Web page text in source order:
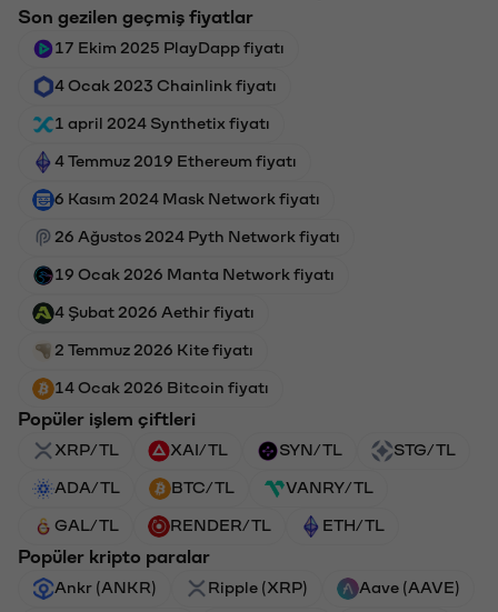
Son gezilen geçmiş fiyatlar
17 Ekim 2025 PlayDapp fiyatı
4 Ocak 2023 Chainlink fiyatı
1 april 2024 Synthetix fiyatı
4 Temmuz 2019 Ethereum fiyatı
6 Kasım 2024 Mask Network fiyatı
26 Ağustos 2024 Pyth Network fiyatı
19 Ocak 2026 Manta Network fiyatı
4 Şubat 2026 Aethir fiyatı
2 Temmuz 2026 Kite fiyatı
14 Ocak 2026 Bitcoin fiyatı
Popüler işlem çiftleri
XRP/TL XAI/TL SYN/TL STG/TL
ADA/TL BTC/TL VANRY/TL
GAL/TL RENDER/TL ETH/TL
Popüler kripto paralar
Ankr (ANKR) Ripple (XRP) Aave (AAVE)